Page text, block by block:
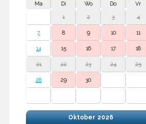
Ma Di Wo Do Vr
1 2 3 4
7 8 9 10 11
14 15 16 17 18
21 22 23 24 25
28 29 30
2026
Oktober